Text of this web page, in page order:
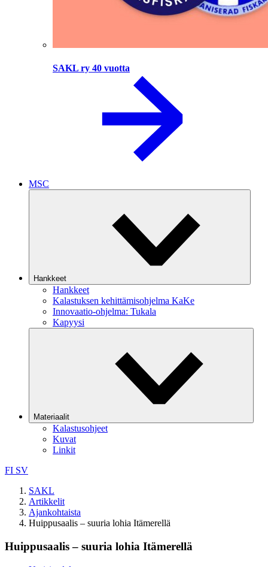
SAKL ry 40 vuotta
MSC
Hankkeet
Hankkeet
Kalastuksen kehittämisohjelma KaKe
Innovaatio-ohjelma: Tukala
Kapyysi
Materiaalit
Kalastusohjeet
Kuvat
Linkit
FI SV
SAKL
Artikkelit
Ajankohtaista
Huippusaalis – suuria lohia Itämerellä
Huippusaalis – suuria lohia Itämerellä